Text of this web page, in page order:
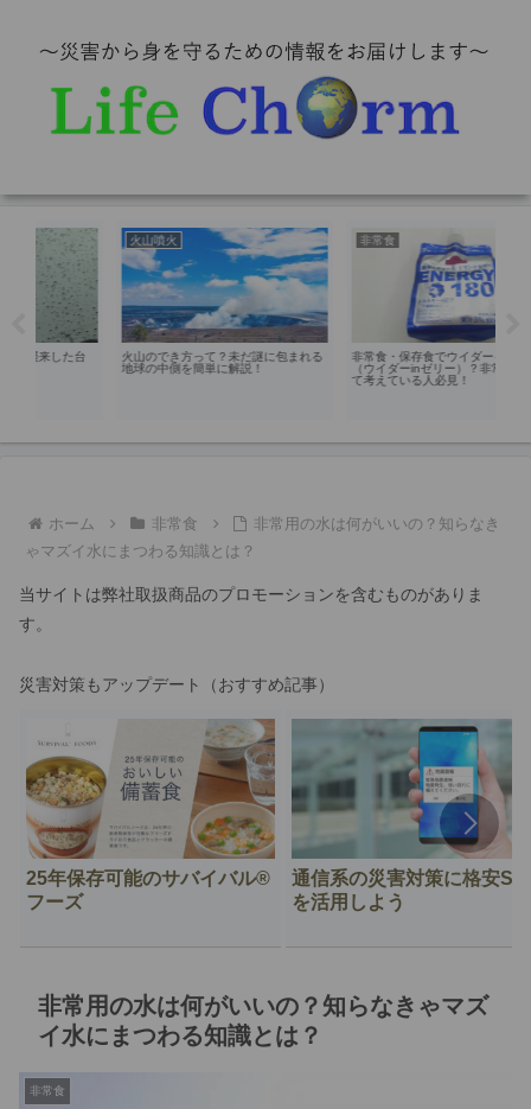
火山噴火
火山のでき方って？未だ謎に包まれる
地球の中側を簡単に解説！
非常食・保存食でウイダーインゼリー
（ウイダーinゼリー）？非常食につい
て考えている人必見！
ホーム 非常食
非常用の水は何がいいの？知らなき
ゃマズイ水にまつわる知識とは？
当サイトは弊社取扱商品のプロモーションを含むものがありま
す。
災害対策もアップデート（おすすめ記事）
25年保存可能のサバイバル®︎
フーズ
通信系の災害対策に格安
を活用しよう
非常用の水は何がいいの？知らなきゃマズ
イ水にまつわる知識とは？
非常食